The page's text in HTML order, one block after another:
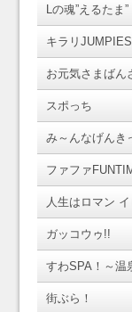
Lの魂”えるたま”
キラリJUMPIES
お元気さまばん
スポっち
み～んなげんき
ファファ
人生はロマン
ガッコウゥ!!
すわSPA！～温
街ぶら！